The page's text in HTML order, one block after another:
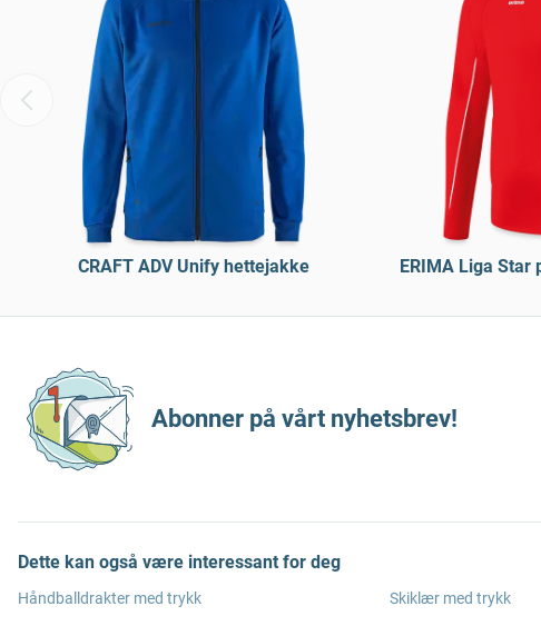
CRAFT ADV Unify hettejakke ERIMA Liga
Abonner på vårt nyhetsbrev!
Dette kan også være interessant for deg
Håndballdrakter med trykk
Skiklær med trykk